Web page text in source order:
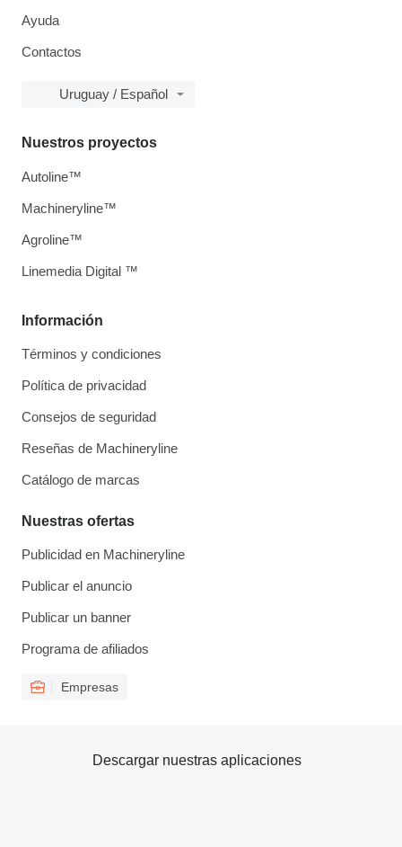
Ayuda
Contactos
Uruguay / Español
Información
Términos y condiciones
Política de privacidad
Consejos de seguridad
Reseñas de Machineryline
Catálogo de marcas
Nuestras ofertas
Publicidad en Machineryline
Publicar el anuncio
Publicar un banner
Programa de afiliados
Empresas
Nuestros proyectos
Autoline™
Machineryline™
Agroline™
Linemedia Digital ™
Descargar nuestras aplicaciones